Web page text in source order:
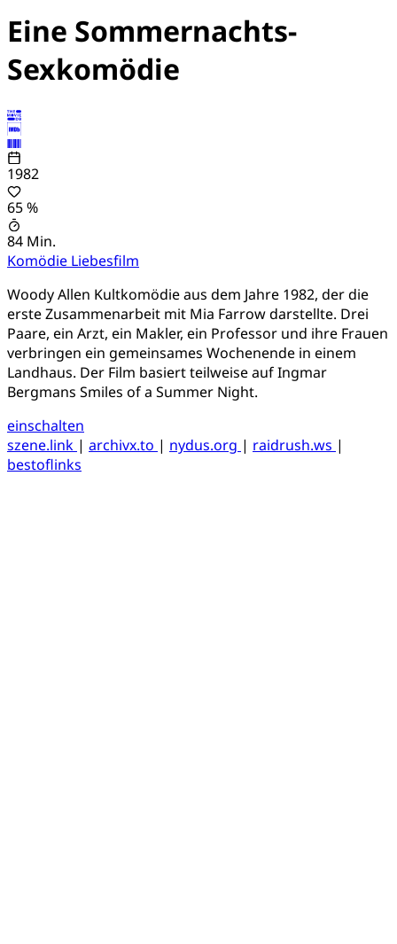
Eine Sommernachts-
Sexkomödie
1982
65 %
84 Min.
Komödie Liebesfilm
Woody Allen Kultkomödie aus dem Jahre 1982, der die
erste Zusammenarbeit mit Mia Farrow darstellte. Drei
Paare, ein Arzt, ein Makler, ein Professor und ihre Frauen
verbringen ein gemeinsames Wochenende in einem
Landhaus. Der Film basiert teilweise auf Ingmar
Bergmans Smiles of a Summer Night.
einschalten
szene.link | archivx.to | nydus.org | raidrush.ws |
bestoflinks